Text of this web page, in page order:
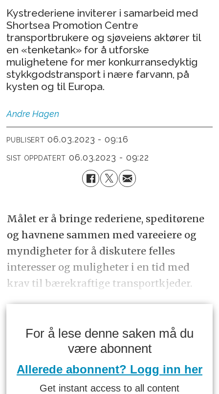
Kystrederiene inviterer i samarbeid med
Shortsea Promotion Centre
transportbrukere og sjøveiens aktører til
en «tenketank» for å utforske
mulighetene for mer konkurransedyktig
stykkgodstransport i nære farvann, på
kysten og til Europa.
Andre Hagen
PUBLISERT 06.03.2023 - 09:16
SIST OPPDATERT 06.03.2023 - 09:22
Målet er å bringe rederiene, speditørene
og havnene sammen med vareeiere og
myndigheter for å diskutere felles
interesser og muligheter i en tid med
krav til bærekraftige transportkjeder.
For å lese denne saken må du
være abonnent
Allerede abonnent? Logg inn her
Get instant access to all content